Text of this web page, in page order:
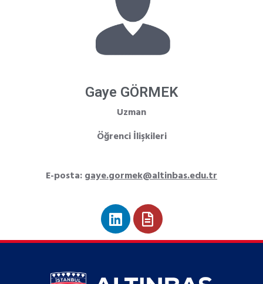
Gaye GÖRMEK
Uzman
Öğrenci İlişkileri
E-posta:gaye.gormek@altinbas.edu.tr